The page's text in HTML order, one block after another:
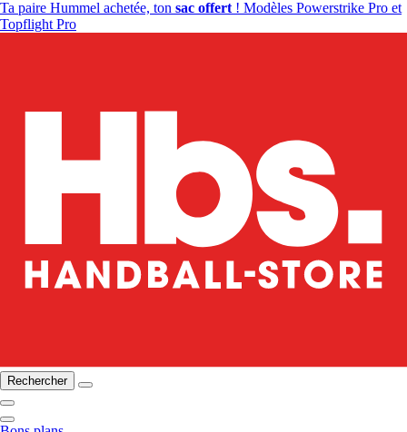
Ta paire Hummel achetée, ton sac offert ! Modèles Powerstrike Pro et
Topflight Pro
Rechercher